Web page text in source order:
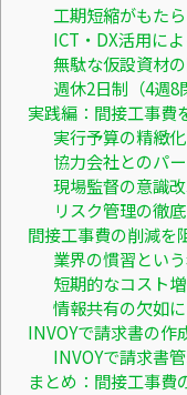
工期短縮がもた
ICT・DX活用に
無駄な仮設資材
週休2日制（4週
実践編：間接工事費
実行予算の精緻
協力会社とのパ
現場監督の意識
リスク管理の徹
間接工事費の削減を
業界の慣習とい
短期的なコスト
情報共有の欠如
INVOYで請求書の作
INVOYで請求書
まとめ：間接工事費